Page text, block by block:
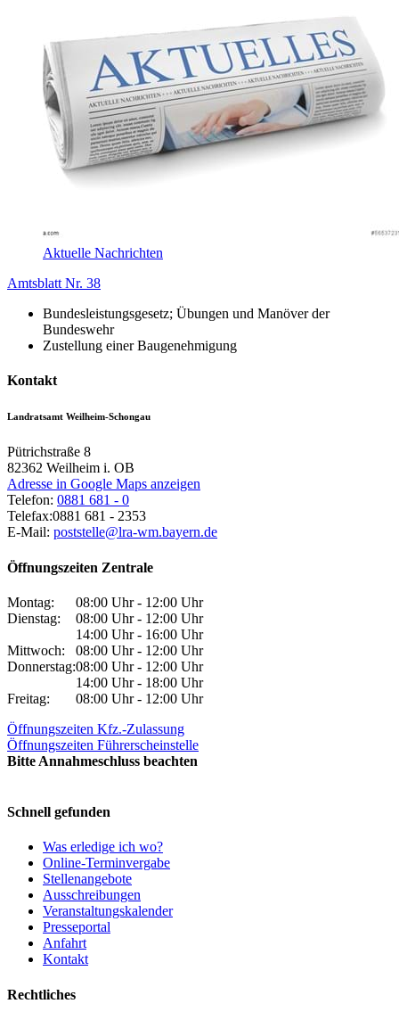
Aktuelle Nachrichten
Amtsblatt Nr. 38
Bundesleistungsgesetz; Übungen und Manöver der
Bundeswehr
Zustellung einer Baugenehmigung
Kontakt
Landratsamt Weilheim-Schongau
Pütrichstraße 8
82362 Weilheim i. OB
Adresse in Google Maps anzeigen
Telefon: 0881 681 - 0
Telefax:0881 681 - 2353
E-Mail: poststelle@lra-wm.bayern.de
Öffnungszeiten Zentrale
Montag:
08:00 Uhr - 12:00 Uhr
Dienstag:
08:00 Uhr - 12:00 Uhr
14:00 Uhr - 16:00 Uhr
Mittwoch:
08:00 Uhr - 12:00 Uhr
Donnerstag:08:00 Uhr - 12:00 Uhr
14:00 Uhr - 18:00 Uhr
Freitag:
08:00 Uhr - 12:00 Uhr
Öffnungszeiten Kfz.-Zulassung
Öffnungszeiten Führerscheinstelle
Bitte Annahmeschluss beachten
Schnell gefunden
Was erledige ich wo?
Online-Terminvergabe
Stellenangebote
Ausschreibungen
Veranstaltungskalender
Presseportal
Anfahrt
Kontakt
Rechtliches